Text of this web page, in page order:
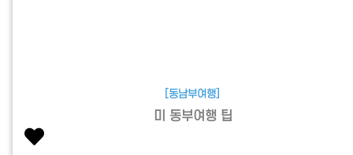
[동남부여행]
미 동부여행 팁